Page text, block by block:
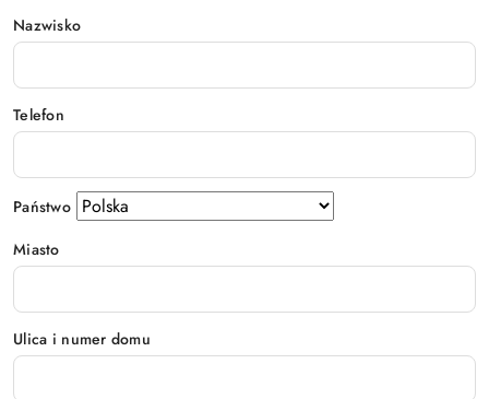
Nazwisko
Telefon
Państwo
Miasto
Ulica i numer domu